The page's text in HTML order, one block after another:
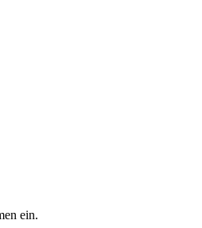
ein.